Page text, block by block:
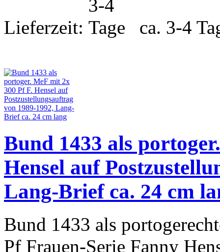
Lieferzeit: ca. 3-4
Bund 1433 als
Hensel auf
Lang-Brief ca. 24 cm
Bund 1433 als
Pf Frauen-Serie Fanny